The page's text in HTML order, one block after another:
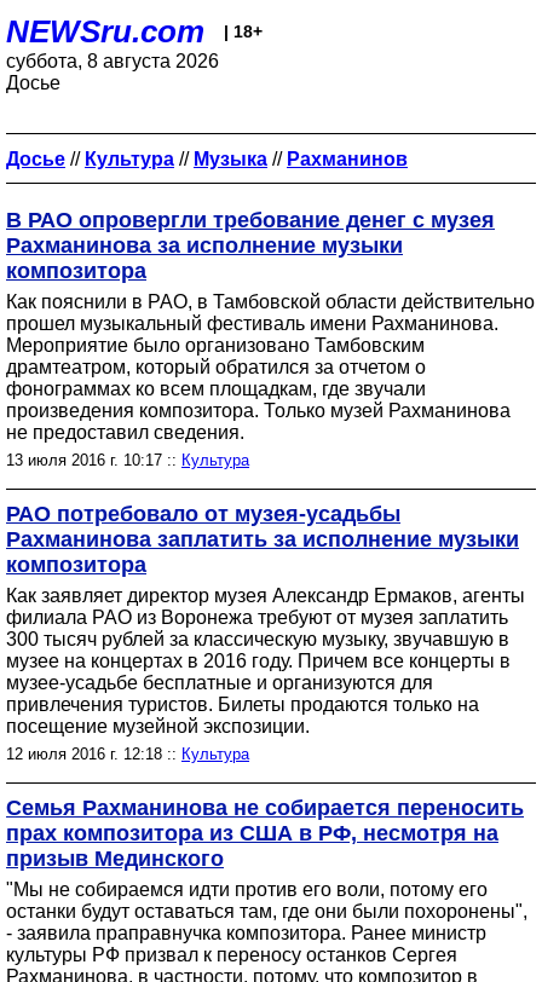
NEWSru.com | 18+
суббота, 8 августа 2026
Досье
Досье // Культура // Музыка // Рахманинов
В РАО опровергли требование денег с музея
Рахманинова за исполнение музыки
композитора
Как пояснили в РАО, в Тамбовской области действительно
прошел музыкальный фестиваль имени Рахманинова.
Мероприятие было организовано Тамбовским
драмтеатром, который обратился за отчетом о
фонограммах ко всем площадкам, где звучали
произведения композитора. Только музей Рахманинова
не предоставил сведения.
13 июля 2016 г. 10:17 :: Культура
РАО потребовало от музея-усадьбы
Рахманинова заплатить за исполнение музыки
композитора
Как заявляет директор музея Александр Ермаков, агенты
филиала РАО из Воронежа требуют от музея заплатить
300 тысяч рублей за классическую музыку, звучавшую в
музее на концертах в 2016 году. Причем все концерты в
музее-усадьбе бесплатные и организуются для
привлечения туристов. Билеты продаются только на
посещение музейной экспозиции.
12 июля 2016 г. 12:18 :: Культура
Семья Рахманинова не собирается переносить
прах композитора из США в РФ, несмотря на
призыв Мединского
"Мы не собираемся идти против его воли, потому его
останки будут оставаться там, где они были похоронены",
- заявила праправнучка композитора. Ранее министр
культуры РФ призвал к переносу останков Сергея
Рахманинова, в частности, потому, что композитор в